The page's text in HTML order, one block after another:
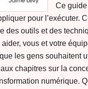
Ce
pour l’exécuter.
des outils et des
vous et votre
les gens souhaitent
chapitres sur la
numérique.